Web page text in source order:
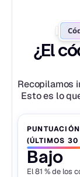
¿El
Recopilamos
Esto es lo
(ÚLTIMOS
Bajo
El 81 % de los